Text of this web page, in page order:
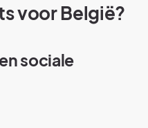
voor België?
sociale